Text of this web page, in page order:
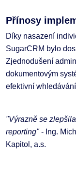
Přínosy
Díky nasazení
SugarCRM bylo
Zjednodušení
dokumentovým
efektivní
"Výrazně se
reporting"- Ing.
Kapitol, a.s.